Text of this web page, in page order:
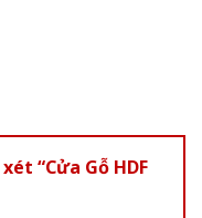
“Cửa Gỗ HDF